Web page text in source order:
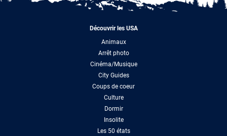
Découvrir les USA
Animaux
Arrêt photo
Cinéma/Musique
City Guides
Coups de coeur
Culture
Dormir
Insolite
Les 50 états